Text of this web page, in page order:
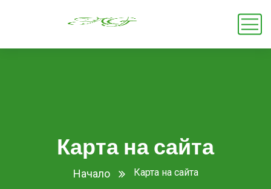
Карта на сайта
Начало Карта на сайта